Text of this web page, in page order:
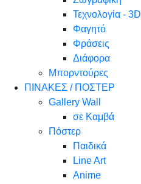
Τεχνολογία - 3D
Φαγητό
Φράσεις
Διάφορα
Μπορντούρες
ΠΙΝΑΚΕΣ / ΠΟΣΤΕΡ
Gallery Wall
σε Καμβά
Πόστερ
Παιδικά
Line Art
Anime